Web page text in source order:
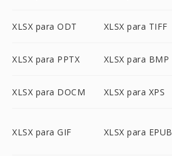
XLSX para ODT XLSX para TIFF
XLSX para PPTX XLSX para BMP
XLSX para DOCM XLSX para XPS
XLSX para GIF XLSX para EPUB